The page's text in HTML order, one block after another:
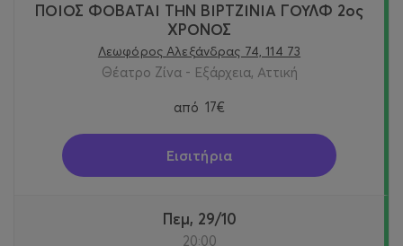
ΠΟΙΟΣ ΦΟΒΑΤΑΙ ΤΗΝ ΒΙΡΤΖΙΝΙΑ ΓΟΥΛΦ 2ος
ΧΡΟΝΟΣ
Λεωφόρος Αλεξάνδρας 74, 114 73
Θέατρο Ζίνα - Εξάρχεια, Αττική
από 17€
Εισιτήρια
Πεμ, 29/10
20:00